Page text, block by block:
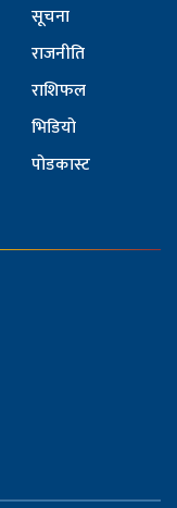
सूचना
राजनीति
राशिफल
भिडियो
पोडकास्ट